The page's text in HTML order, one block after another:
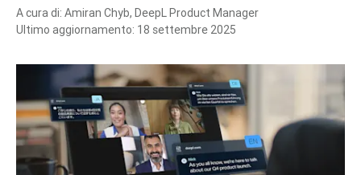
A cura di: Amiran Chyb, DeepL Product Manager
Ultimo aggiornamento: 18 settembre 2025